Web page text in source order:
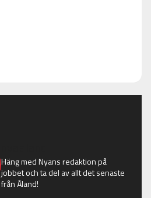
Häng med Nyans redaktion på
jobbet och ta del av allt det senaste
från Åland!